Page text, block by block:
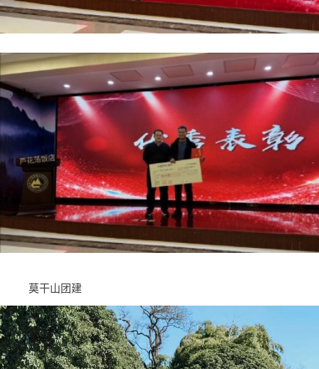
莫干山团建